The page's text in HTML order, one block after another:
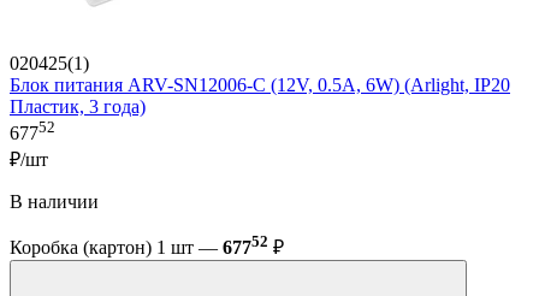
020425(1)
Блок питания ARV-SN12006-C (12V, 0.5A, 6W) (Arlight, IP20
Пластик, 3 года)
67752
₽/шт
В наличии
Коробка (картон) 1 шт — 67752 ₽